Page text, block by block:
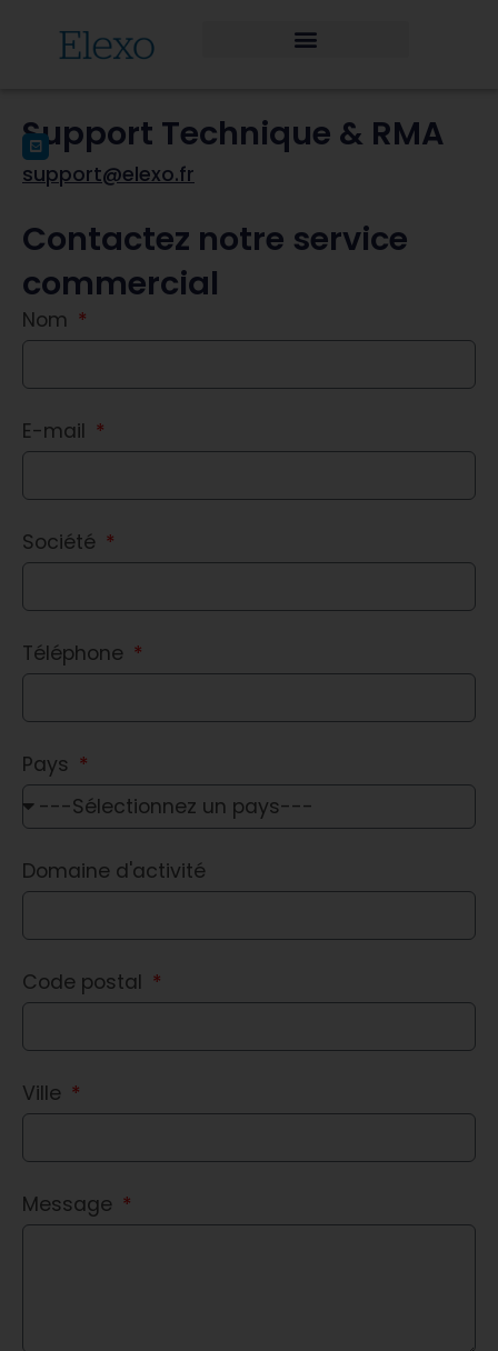
Support Technique & RMA
support@elexo.fr
Contactez notre service
commercial
Nom
E-mail
Société
Téléphone
Pays
Domaine d'activité
Code postal
Ville
Message